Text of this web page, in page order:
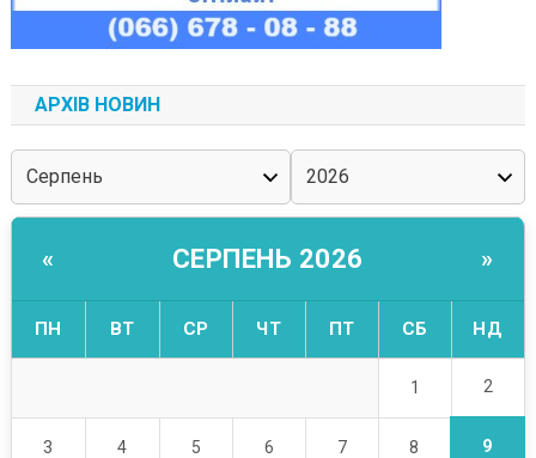
АРХІВ НОВИН
« СЕРПЕНЬ 2026 »
ПН ВТ СР ЧТ ПТ СБ НД
1 2
3 4 5 6 7 8 9